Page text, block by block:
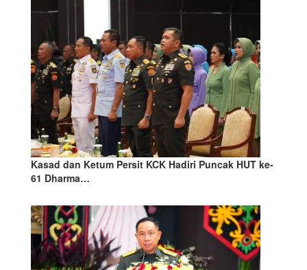
Kasad dan Ketum Persit KCK Hadiri Puncak HUT ke-
61 Dharma…